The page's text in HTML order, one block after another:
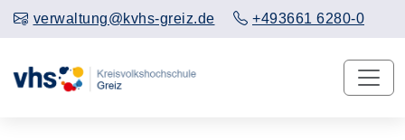
verwaltung@kvhs-greiz.de +493661 6280-0